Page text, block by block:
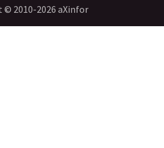
© 2010-2026 aXinfor